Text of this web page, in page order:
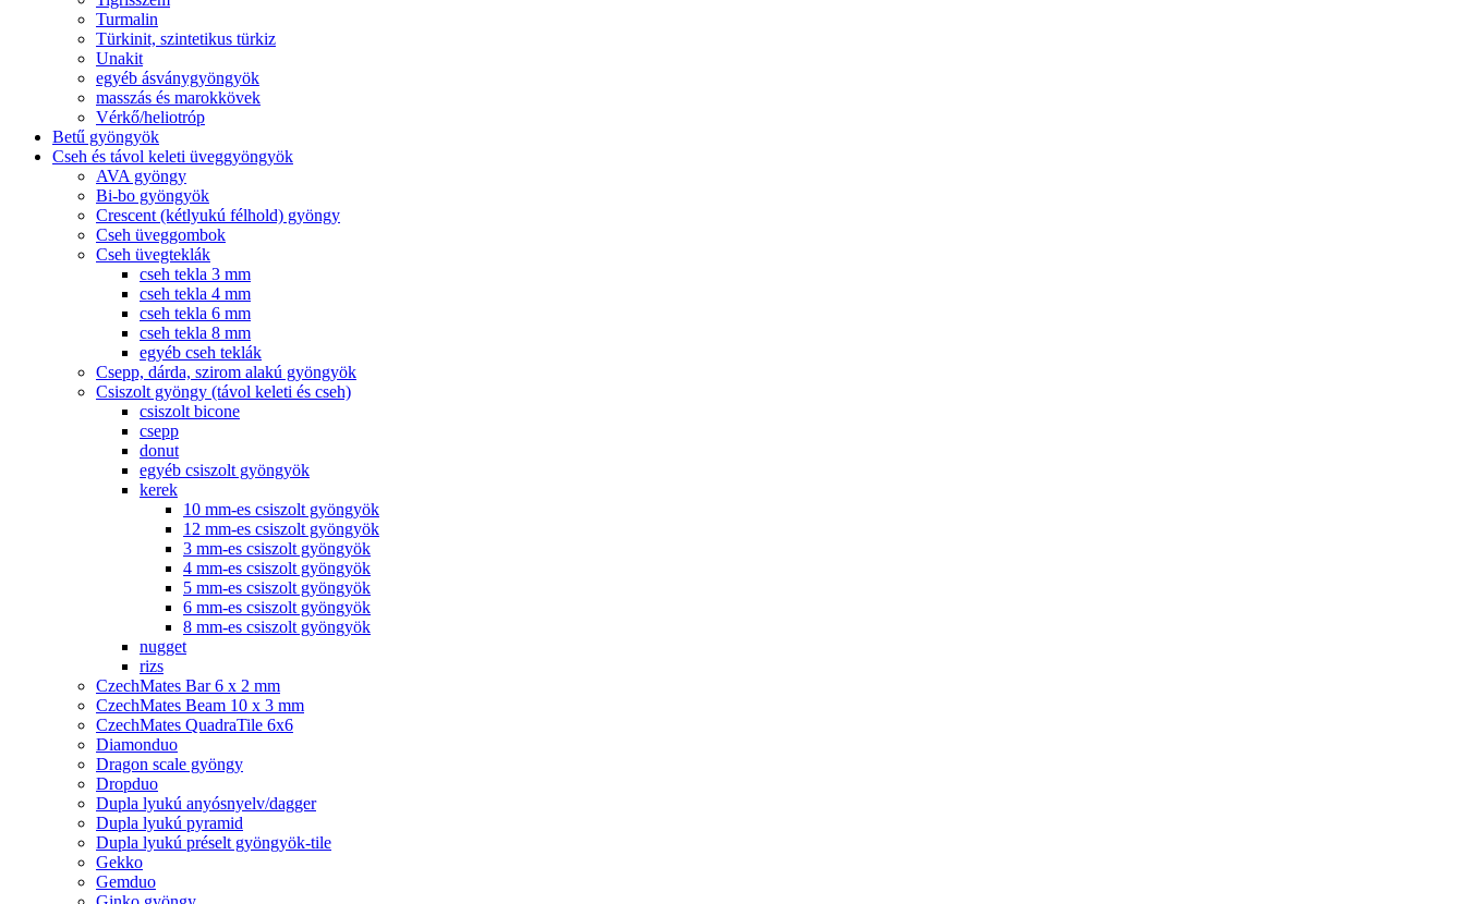
Turmalin
Türkinit, szintetikus türkiz
Unakit
egyéb ásványgyöngyök
masszás és marokkövek
Vérkő/heliotróp
Betű gyöngyök
Cseh és távol keleti üveggyöngyök
AVA gyöngy
Bi-bo gyöngyök
Crescent (kétlyukú félhold) gyöngy
Cseh üveggombok
Cseh üvegteklák
cseh tekla 3 mm
cseh tekla 4 mm
cseh tekla 6 mm
cseh tekla 8 mm
egyéb cseh teklák
Csepp, dárda, szirom alakú gyöngyök
Csiszolt gyöngy (távol keleti és cseh)
csiszolt bicone
csepp
donut
egyéb csiszolt gyöngyök
kerek
10 mm-es csiszolt gyöngyök
12 mm-es csiszolt gyöngyök
3 mm-es csiszolt gyöngyök
4 mm-es csiszolt gyöngyök
5 mm-es csiszolt gyöngyök
6 mm-es csiszolt gyöngyök
8 mm-es csiszolt gyöngyök
nugget
rizs
CzechMates Bar 6 x 2 mm
CzechMates Beam 10 x 3 mm
CzechMates QuadraTile 6x6
Diamonduo
Dragon scale gyöngy
Dropduo
Dupla lyukú anyósnyelv/dagger
Dupla lyukú pyramid
Dupla lyukú préselt gyöngyök-tile
Gekko
Gemduo